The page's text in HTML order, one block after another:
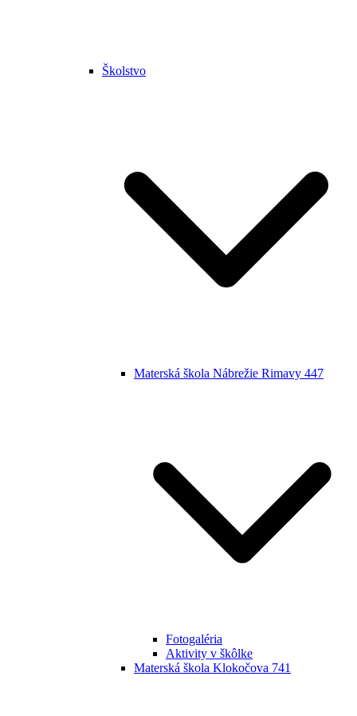
Školstvo
Materská škola Nábrežie Rimavy 447
Fotogaléria
Aktivity v škôlke
Materská škola Klokočova 741